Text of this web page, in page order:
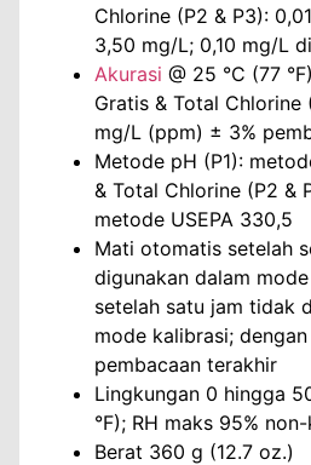
Chlorine (P2 & P3):
3,50 mg/L; 0,10 mg/L
Akurasi @ 25 °C (77
Gratis & Total Chlorine
mg/L (ppm) ± 3%
Metode pH (P1):
& Total Chlorine (P2 &
metode USEPA 330,5
Mati otomatis setelah
digunakan dalam
setelah satu jam tidak
mode kalibrasi;
pembacaan terakhir
Lingkungan 0 hingga
°F); RH maks 95%
Berat 360 g (12.7 oz.)